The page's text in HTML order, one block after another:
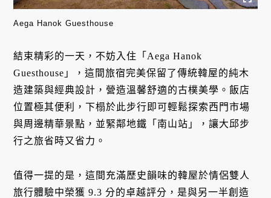
Aega Hanok Guesthouse
結束精彩的一天，不妨入住「Aega Hanok
Guesthouse」，這間旅宿完美保留了傳統韓屋的純木
造建築與經典設計，營造溫馨舒適的古樸美學。飯店
位置極其便利，下榻於此步行即可輕鬆探索西門市場
與周邊精華景點，並緊鄰地鐵「南山站」，讓大邱步
行之旅省時又省力。
值得一提的是，這間充滿歷史韻味的韓屋於情侶雙人
旅行體驗中榮獲 9.3 分的卓越評分，是與另一半創造